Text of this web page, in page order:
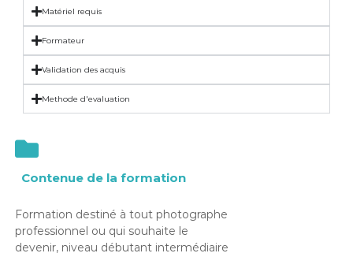
Matériel requis
Formateur
Validation des acquis
Methode d'evaluation
Contenue de la formation
Formation destiné à tout photographe
professionnel ou qui souhaite le
devenir, niveau débutant intermédiaire